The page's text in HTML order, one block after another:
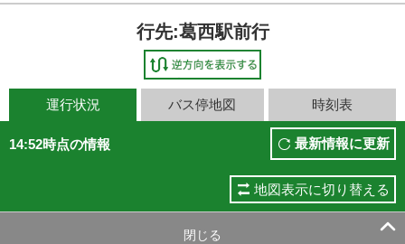
行先:葛西駅前行
運行状況 バス停地図 時刻表
14:52時点の情報 最新情報に更新
地図表示に切り替える
閉じる 